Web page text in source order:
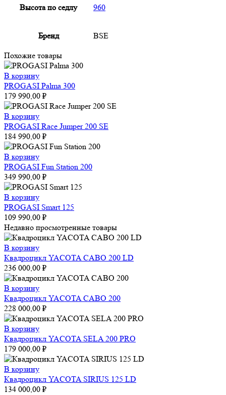
Высота по седлу 960
Бренд BSE
Похожие товары
В корзину
PROGASI Palma 300
179 990,00 ₽
В корзину
PROGASI Race Jumper 200 SE
184 990,00 ₽
В корзину
PROGASI Fun Station 200
349 990,00 ₽
В корзину
PROGASI Smart 125
109 990,00 ₽
Недавно просмотренные товары
В корзину
Квадроцикл YACOTA CABO 200 LD
236 000,00 ₽
В корзину
Квадроцикл YACOTA CABO 200
228 000,00 ₽
В корзину
Квадроцикл YACOTA SELA 200 PRO
179 000,00 ₽
В корзину
Квадроцикл YACOTA SIRIUS 125 LD
134 000,00 ₽